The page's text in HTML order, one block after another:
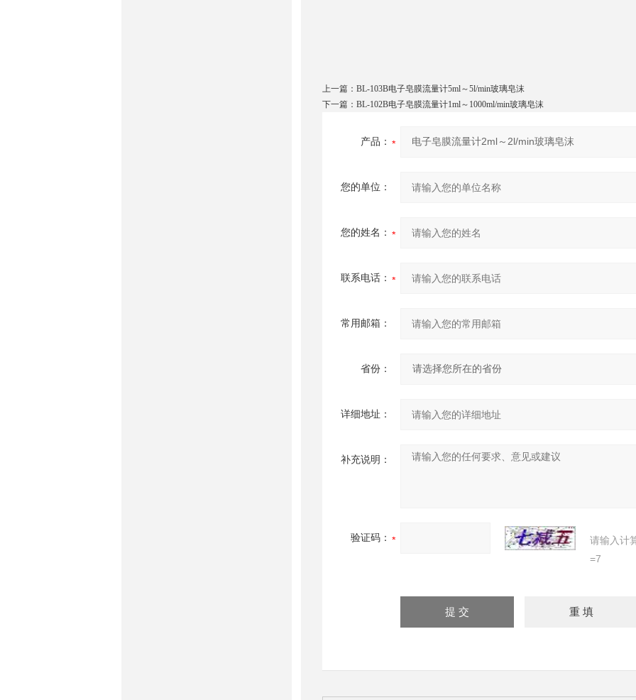
上一篇： BL-103B电子皂膜流量计5ml～5l/min玻璃皂沫
下一篇： BL-102B电子皂膜流量计1ml～1000ml/min玻璃皂沫
产品：
您的单位：
您的姓名：
联系电话：
常用邮箱：
省份：
详细地址：
补充说明：
验证码：
请输入计
=7